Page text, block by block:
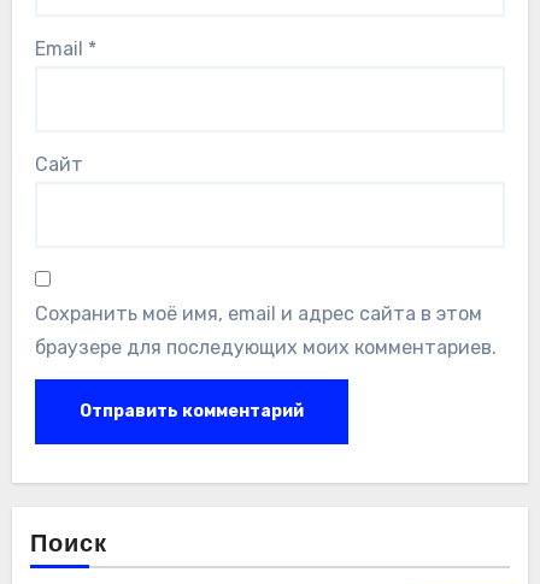
Email *
Сайт
Сохранить моё имя, email и адрес сайта в этом
браузере для последующих моих комментариев.
Поиск